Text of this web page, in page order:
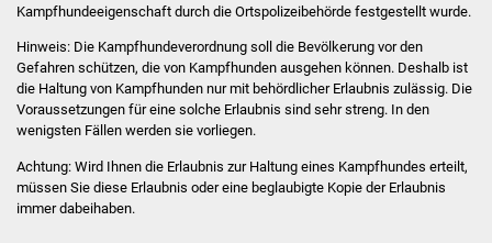
Wahlen
Stadtinfo
Jubiläumsjahr 2021
Kampfhundeeigenschaft durch die Ortspolizeibehörde festgestellt wurde.
Hinweis:Die Kampfhundeverordnung soll die Bevölkerung vor den
Gefahren schützen, die von Kampfhunden ausgehen können. Deshalb ist
die Haltung von Kampfhunden nurmit behördlicher Erlaubnis zulässig. Die
Voraussetzungen für eine solche Erlaubnis sind sehr streng. In den
wenigsten Fällen werden sie vorliegen.
Achtung: Wird Ihnen die Erlaubnis zur Haltung eines Kampfhundes erteilt,
müssen Sie diese Erlaubnis oder eine beglaubigte Kopie der Erlaubnis
immer dabeihaben.